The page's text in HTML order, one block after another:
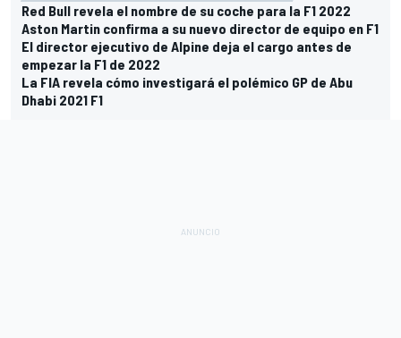
Red Bull revela el nombre de su coche para la F1 2022
Aston Martin confirma a su nuevo director de equipo en F1
El director ejecutivo de Alpine deja el cargo antes de
empezar la F1 de 2022
La FIA revela cómo investigará el polémico GP de Abu
Dhabi 2021 F1